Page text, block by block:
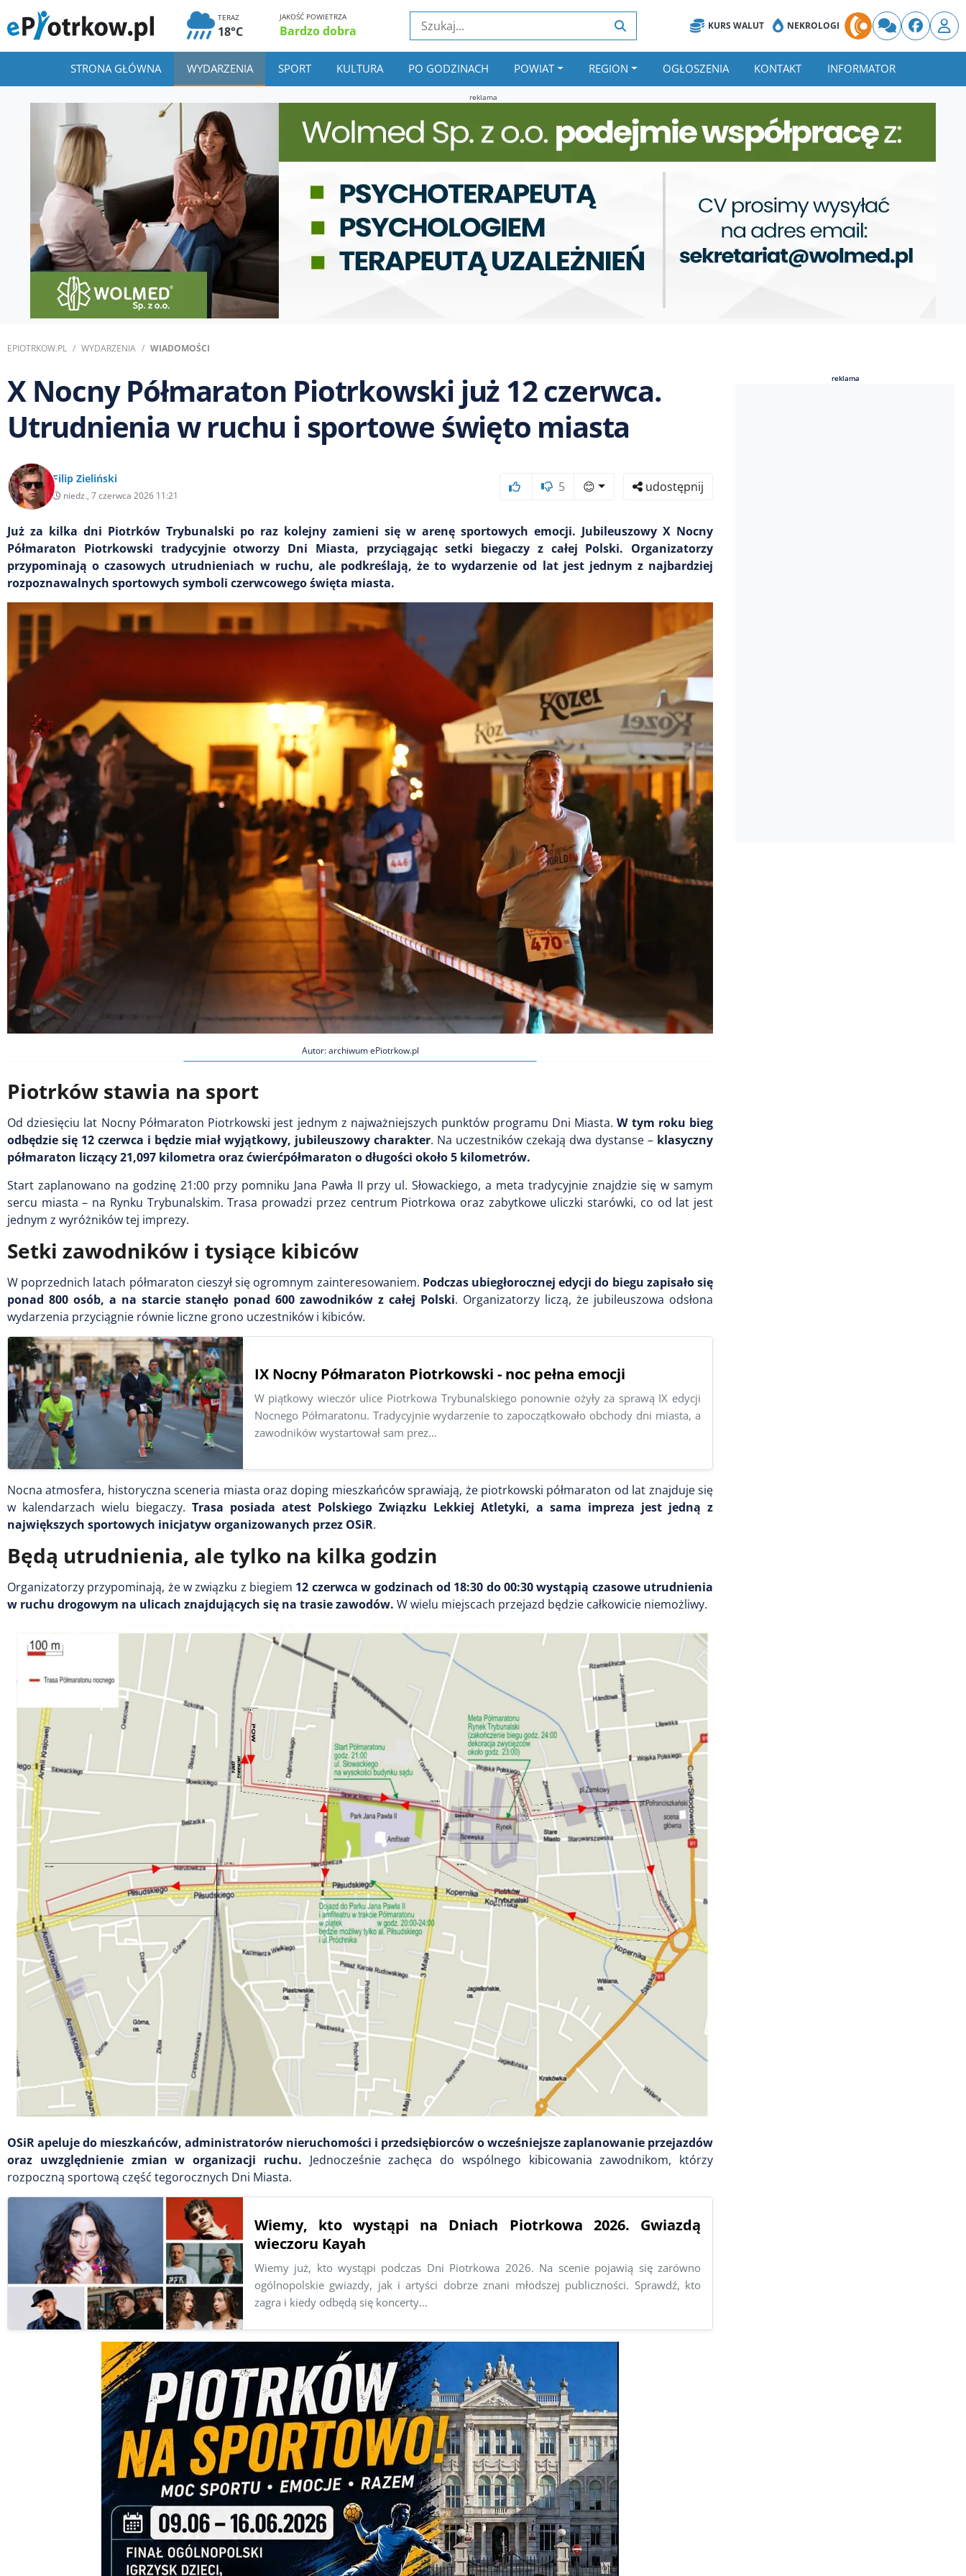
TERAZ
18°C
JAKOŚĆ POWIETRZA
Bardzo dobra KURS WALUT NEKROLOGI
STRONA GŁÓWNA WYDARZENIA SPORT KULTURA PO GODZINACH POWIAT REGION OGŁOSZENIA KONTAKT INFORMATOR
reklama
EPIOTRKOW.PL WYDARZENIA WIADOMOŚCI
X Nocny Półmaraton Piotrkowski już 12 czerwca.
Utrudnienia w ruchu i sportowe święto miasta
Filip Zieliński
niedz., 7 czerwca 2026 11:21
5 😊 udostępnij
Już za kilka dni Piotrków Trybunalski po raz kolejny zamieni się w arenę sportowych emocji. Jubileuszowy X Nocny
Półmaraton Piotrkowski tradycyjnie otworzy Dni Miasta, przyciągając setki biegaczy z całej Polski. Organizatorzy
przypominają o czasowych utrudnieniach w ruchu, ale podkreślają, że to wydarzenie od lat jest jednym z najbardziej
rozpoznawalnych sportowych symboli czerwcowego święta miasta.
Autor: archiwum ePiotrkow.pl
Piotrków stawia na sport
Od dziesięciu lat Nocny Półmaraton Piotrkowski jest jednym z najważniejszych punktów programu Dni Miasta.W tym roku bieg
odbędzie się 12 czerwca i będzie miał wyjątkowy, jubileuszowy charakter. Na uczestników czekają dwa dystanse – klasyczny
półmaraton liczący 21,097 kilometra oraz ćwierćpółmaraton o długości około 5 kilometrów.
Start zaplanowano na godzinę 21:00 przy pomniku Jana Pawła II przy ul. Słowackiego, a meta tradycyjnie znajdzie się w samym
sercu miasta – na Rynku Trybunalskim. Trasa prowadzi przez centrum Piotrkowa oraz zabytkowe uliczki starówki, co od lat jest
jednym z wyróżników tej imprezy.
Setki zawodników i tysiące kibiców
W poprzednich latach półmaraton cieszył się ogromnym zainteresowaniem. Podczas ubiegłorocznej edycji do biegu zapisało się
ponad 800 osób, a na starcie stanęło ponad 600 zawodników z całej Polski. Organizatorzy liczą, że jubileuszowa odsłona
wydarzenia przyciągnie równie liczne grono uczestników i kibiców.
IX Nocny Półmaraton Piotrkowski - noc pełna emocji
W piątkowy wieczór ulice Piotrkowa Trybunalskiego ponownie ożyły za sprawą IX edycji
Nocnego Półmaratonu. Tradycyjnie wydarzenie to zapoczątkowało obchody dni miasta, a
zawodników wystartował sam prez…
Nocna atmosfera, historyczna sceneria miasta oraz doping mieszkańców sprawiają, że piotrkowski półmaraton od lat znajduje się
w kalendarzach wielu biegaczy. Trasa posiada atest Polskiego Związku Lekkiej Atletyki, a sama impreza jest jedną z
największych sportowych inicjatyw organizowanych przez OSiR.
Będą utrudnienia, ale tylko na kilka godzin
Organizatorzy przypominają, że w związku z biegiem 12 czerwca w godzinach od 18:30 do 00:30 wystąpią czasowe utrudnienia
w ruchu drogowym na ulicach znajdujących się na trasie zawodów. W wielu miejscach przejazd będzie całkowicie niemożliwy.
OSiR apeluje do mieszkańców, administratorów nieruchomości i przedsiębiorców o wcześniejsze zaplanowanie przejazdów
oraz uwzględnienie zmian w organizacji ruchu. Jednocześnie zachęca do wspólnego kibicowania zawodnikom, którzy
rozpoczną sportową część tegorocznych Dni Miasta.
Wiemy, kto wystąpi na Dniach Piotrkowa 2026. Gwiazdą
wieczoru Kayah
Wiemy już, kto wystąpi podczas Dni Piotrkowa 2026. Na scenie pojawią się zarówno
ogólnopolskie gwiazdy, jak i artyści dobrze znani młodszej publiczności. Sprawdź, kto
zagra i kiedy odbędą się koncerty…
reklama
reklama